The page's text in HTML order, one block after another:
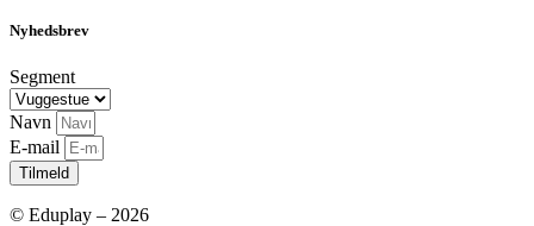
Nyhedsbrev
Segment
Navn
E-mail
Tilmeld
© Eduplay – 2026